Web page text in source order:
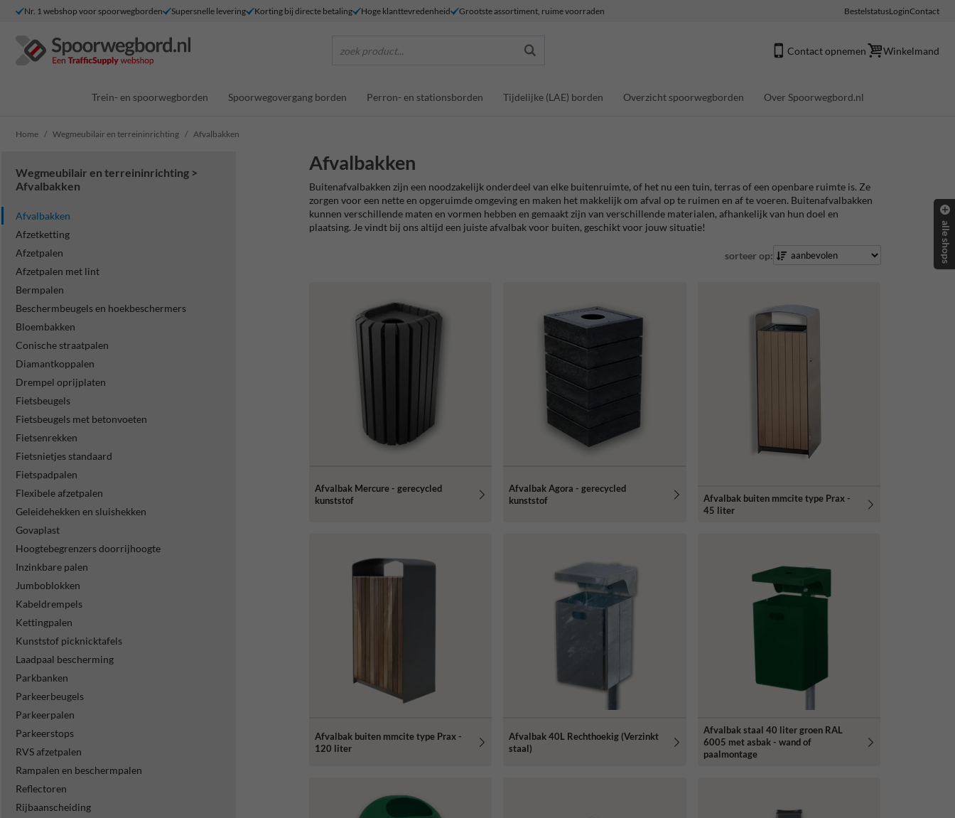
Nr. 1 webshop voor spoorwegborden Supersnelle levering Korting bij directe betaling Hoge klanttevredenheid Grootste assortiment, ruime voorraden BestelstatusLoginContact
zoek product... Contact opnemen Winkelmand
Trein- en spoorwegborden Spoorwegovergang borden Perron- en stationsborden Tijdelijke (LAE) borden Overzicht spoorwegborden Over Spoorwegbord.nl
Home Wegmeubilair en terreininrichting Afvalbakken
Wegmeubilair en terreininrichting >
Afvalbakken
Afvalbakken
Afzetketting
Afzetpalen
Afzetpalen met lint
Bermpalen
Beschermbeugels en hoekbeschermers
Bloembakken
Conische straatpalen
Diamantkoppalen
Drempel oprijplaten
Fietsbeugels
Fietsbeugels met betonvoeten
Fietsenrekken
Fietsnietjes standaard
Fietspadpalen
Flexibele afzetpalen
Geleidehekken en sluishekken
Govaplast
Hoogtebegrenzers doorrijhoogte
Inzinkbare palen
Jumboblokken
Kabeldrempels
Kettingpalen
Kunststof picknicktafels
Laadpaal bescherming
Parkbanken
Parkeerbeugels
Parkeerpalen
Parkeerstops
RVS afzetpalen
Rampalen en beschermpalen
Reflectoren
Rijbaanscheiding
Afvalbakken
Buitenafvalbakken zijn een noodzakelijk onderdeel van elke buitenruimte, of het nu een tuin, terras of een openbare ruimte is. Ze
zorgen voor een nette en opgeruimde omgeving en maken het makkelijk om afval op te ruimen en af te voeren. Buitenafvalbakken
kunnen verschillende maten en vormen hebben en gemaakt zijn van verschillende materialen, afhankelijk van hun doel en
plaatsing. Je vindt bij ons altijd een juiste afvalbak voor buiten, geschikt voor jouw situatie!
sorteer op:
Afvalbak Mercure - gerecycled
kunststof
Afvalbak Agora - gerecycled
kunststof
Afvalbak buiten mmcite type Prax -
45 liter
Afvalbak buiten mmcite type Prax -
120 liter
Afvalbak 40L Rechthoekig (Verzinkt
staal)
Afvalbak staal 40 liter groen RAL
6005 met asbak - wand of
paalmontage
alle shops